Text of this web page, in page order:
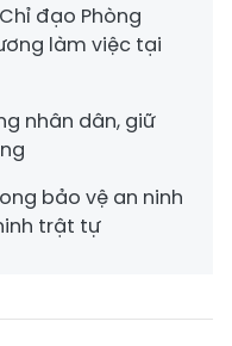
đạo Phòng
làm việc tại
nhân dân, giữ
bảo vệ an ninh
trật tự